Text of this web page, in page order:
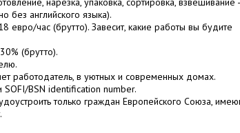
без английского языка).
евро/час (брутто). Завесит, какие работы вы будите
(брутто).
работодатель, в уютных и современных домах.
SOFI/BSN identification number.
только граждан Европейского Союза,